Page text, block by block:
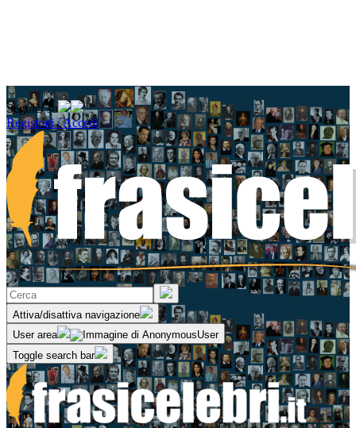
Seguici su
Registrati / Accedi
Attiva/disattiva navigazione
User area
Toggle search bar